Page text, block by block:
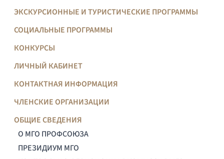
ЭКСКУРСИОННЫЕ И ТУРИСТИЧЕСКИЕ ПРОГРАММЫ
СОЦИАЛЬНЫЕ ПРОГРАММЫ
КОНКУРСЫ
ЛИЧНЫЙ КАБИНЕТ
КОНТАКТНАЯ ИНФОРМАЦИЯ
ЧЛЕНСКИЕ ОРГАНИЗАЦИИ
ОБЩИЕ СВЕДЕНИЯ
О МГО ПРОФСОЮЗА
ПРЕЗИДИУМ МГО